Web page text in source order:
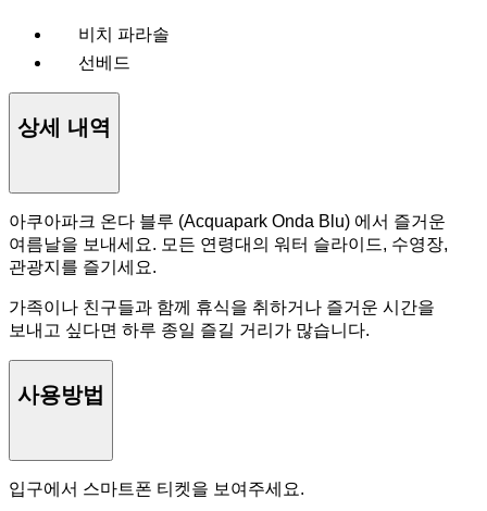
비치 파라솔
선베드
상세 내역
아쿠아파크 온다 블루 (Acquapark Onda Blu) 에서 즐거운
여름날을 보내세요. 모든 연령대의 워터 슬라이드, 수영장,
관광지를 즐기세요.
가족이나 친구들과 함께 휴식을 취하거나 즐거운 시간을
보내고 싶다면 하루 종일 즐길 거리가 많습니다.
사용방법
입구에서 스마트폰 티켓을 보여주세요.